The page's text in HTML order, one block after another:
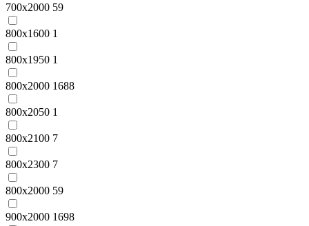
700х2000 59
800x1600 1
800x1950 1
800x2000 1688
800x2050 1
800x2100 7
800x2300 7
800х2000 59
900x2000 1698